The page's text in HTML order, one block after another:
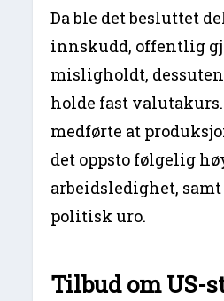
Da ble det besluttet
innskudd, offentlig
misligholdt,
holde fast
medførte at
det oppsto følgelig
arbeidsledighet, samt
politisk uro.
Tilbud om US-